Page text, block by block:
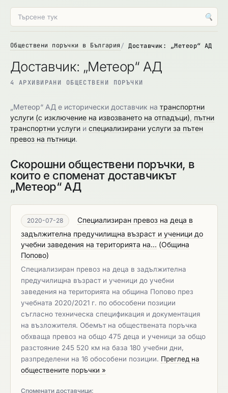
🔍
Обществени поръчки в България Доставчик: „Метеор“ АД
Доставчик: „Метеор“ АД
4 АРХИВИРАНИ ОБЩЕСТВЕНИ ПОРЪЧКИ
„Метеор“ АД е исторически доставчик на транспортни
услуги (с изключение на извозването на отпадъци) пътни
транспортни услуги и специализирани услуги за пътен
превоз на пътници.
Скорошни обществени поръчки, в
които е споменат доставчикът
„Метеор“ АД
2020-07-28
Специализиран превоз на деца в
задължителна предучилищна възраст и ученици до
учебни заведения на територията на... (Община
Попово)
Специализиран превоз на деца в задължителна
предучилищна възраст и ученици до учебни
заведения на територията на община Попово през
учебната 2020/2021 г. по обособени позиции
съгласно техническа спецификация и документация
на възложителя. Обемът на обществената поръчка
обхваща превоз на общо 475 деца и ученици за общо
разстояние 245 520 км на база 180 учебни дни,
разпределени на 16 обособени позиции. Преглед на
обществените поръчки »
Споменати доставчици: